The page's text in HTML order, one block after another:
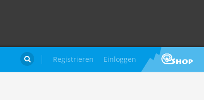
Registrieren Einloggen
